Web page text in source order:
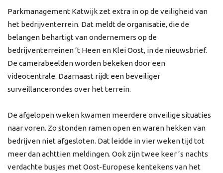
Parkmanagement Katwijk zet extra in op de veiligheid van
het bedrijventerrein. Dat meldt de organisatie, die de
belangen behartigt van ondernemers op de
bedrijventerreinen ’t Heen en Klei Oost, in de nieuwsbrief.
De camerabeelden worden bekeken door een
videocentrale. Daarnaast rijdt een beveiliger
surveillancerondes over het terrein.
De afgelopen weken kwamen meerdere onveilige situaties
naar voren. Zo stonden ramen open en waren hekken van
bedrijven niet afgesloten. Dat leidde in vier weken tijd tot
meer dan achttien meldingen. Ook zijn twee keer ’s nachts
verdachte busjes met Oost-Europese kentekens van het